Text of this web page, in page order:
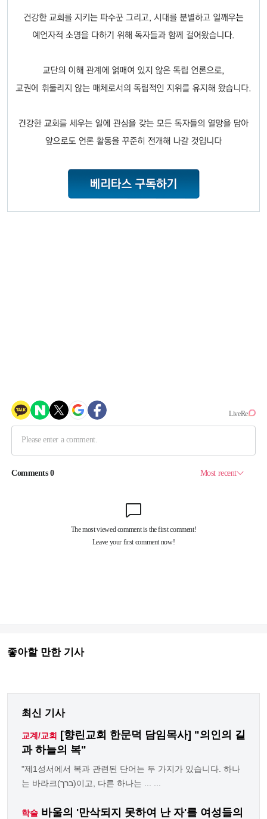
좋아할 만한 기사
최신 기사
교계/교회 [향린교회 한문덕 담임목사] "의인의 길
과 하늘의 복"
"제1성서에서 복과 관련된 단어는 두 가지가 있습니다. 하나
는 바라크(ברך)이고, 다른 하나는 ... ...
학술 바울의 '만삭되지 못하여 난 자'를 여성들의